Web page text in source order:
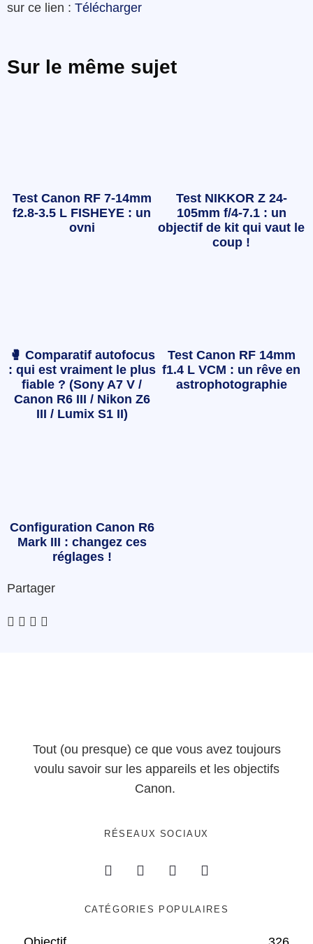
sur ce lien : Télécharger
Sur le même sujet
Test Canon RF 7-14mm
f2.8-3.5 L FISHEYE : un
ovni
Test NIKKOR Z 24-
105mm f/4-7.1 : un
objectif de kit qui vaut le
coup !
🥊 Comparatif autofocus
: qui est vraiment le plus
fiable ? (Sony A7 V /
Canon R6 III / Nikon Z6
III / Lumix S1 II)
Test Canon RF 14mm
f1.4 L VCM : un rêve en
astrophotographie
Configuration Canon R6
Mark III : changez ces
réglages !
Partager
Tout (ou presque) ce que vous avez toujours
voulu savoir sur les appareils et les objectifs
Canon.
RÉSEAUX SOCIAUX
CATÉGORIES POPULAIRES